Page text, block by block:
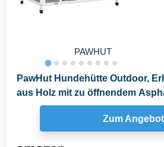
PAWHUT
PawHut Hundehütte Outdoor,
aus Holz mit zu öffnendem
abnehmbarem...
Zum Angebot